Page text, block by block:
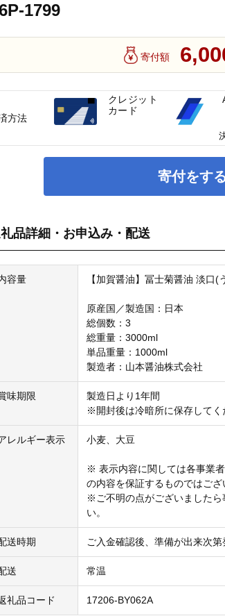
1799
寄付額
寄付をする
品詳細・お申込み・配送
容量 【加賀醤油】冨士菊醤油 淡口(
原産国／製造国：日本
総個数：3
総重量：3000ml
単品重量：1000ml
製造者：山本醤油株式会社
味期限
製造日より1年間
※開封後は冷暗所に保存してく
レルギー表示 小麦、大豆
※ 表示内容に関しては各事業
の内容を保証するものではござ
※ご不明の点がございましたら
い。
送時期 ご入金確認後、準備が出来次第
送 常温
礼品コード 17206-BY062A
方法
クレジット
カード